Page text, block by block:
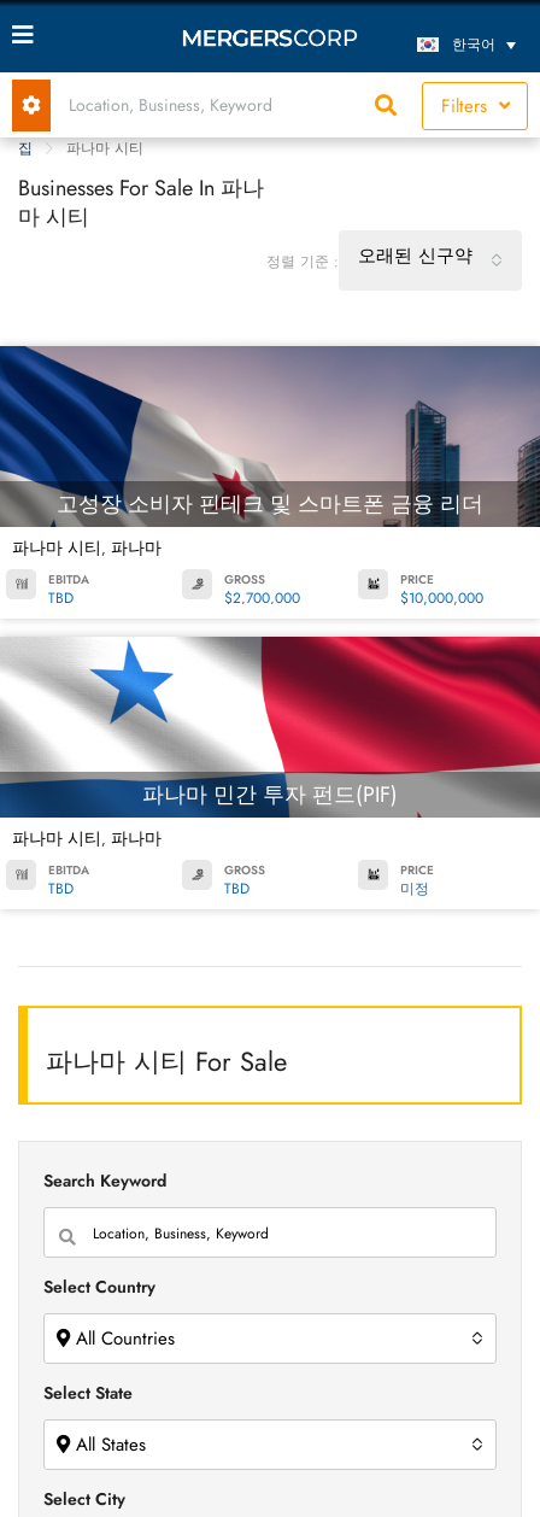
한국어
Filters
집 파나마 시티
Businesses For Sale In 파나
마 시티
정렬 기준 : 오래된 신구약
고성장 소비자 핀테크 및 스마트폰 금융 리더
파나마 시티, 파나마
EBITDA
TBD
GROSS
$2,700,000
PRICE
$10,000,000
파나마 민간 투자 펀드(PIF)
파나마 시티, 파나마
EBITDA
TBD
GROSS
TBD
PRICE
미정
파나마 시티 For Sale
Search Keyword
Select Country
All Countries
Select State
All States
Select City